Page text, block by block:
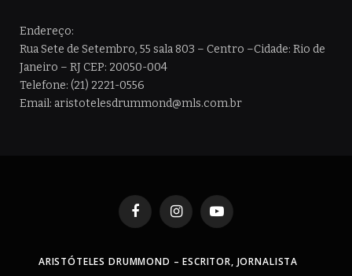
Endereço:
Rua Sete de Setembro, 55 sala 803 – Centro –Cidade: Rio de
Janeiro – RJ CEP: 20050-004
Telefone: (21) 2221-0556
Email: aristotelesdrummond@mls.com.br
FacebookInstagramYouTube
ARISTÓTELES DRUMMOND – ESCRITOR, JORNALISTA